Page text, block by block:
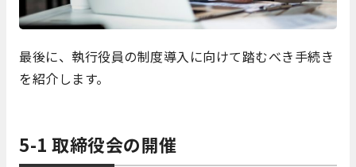
最後に、執行役員の制度導入に向けて踏むべき手続き
を紹介します。
5-1 取締役会の開催